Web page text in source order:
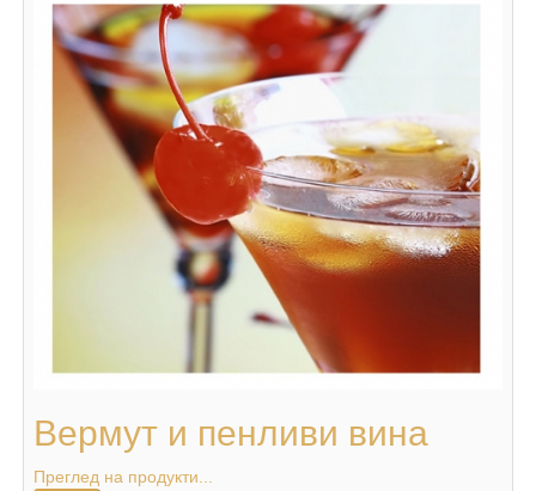
Вермут и пенливи вина
Преглед на продукти...